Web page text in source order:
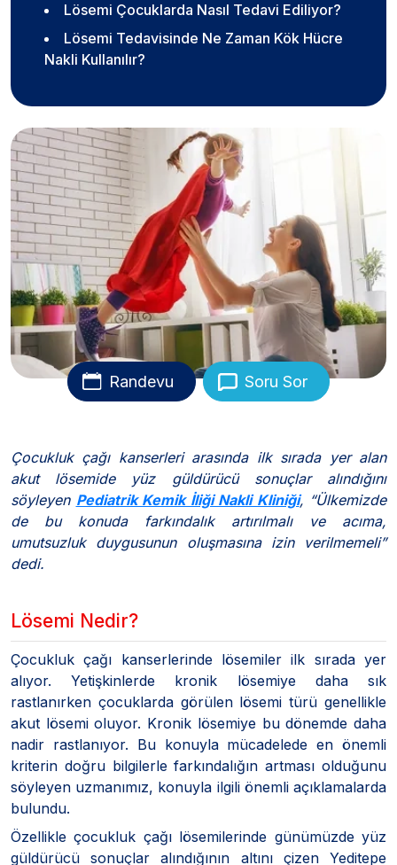
Lösemi Çocuklarda Nasıl Tedavi Ediliyor?
Lösemi Tedavisinde Ne Zaman Kök Hücre
Nakli Kullanılır?
Randevu Soru Sor
Çocukluk çağı kanserleri arasında ilk sırada yer alan
akut lösemide yüz güldürücü sonuçlar alındığını
söyleyen Pediatrik Kemik İliği Nakli Kliniği, “Ülkemizde
de bu konuda farkındalık artırılmalı ve acıma,
umutsuzluk duygusunun oluşmasına izin verilmemeli”
dedi.
Lösemi Nedir?
Çocukluk çağı kanserlerinde lösemiler ilk sırada yer
alıyor. Yetişkinlerde kronik lösemiye daha sık
rastlanırken çocuklarda görülen lösemi türü genellikle
akut lösemi oluyor. Kronik lösemiye bu dönemde daha
nadir rastlanıyor. Bu konuyla mücadelede en önemli
kriterin doğru bilgilerle farkındalığın artması olduğunu
söyleyen uzmanımız, konuyla ilgili önemli açıklamalarda
bulundu.
Özellikle çocukluk çağı lösemilerinde günümüzde yüz
güldürücü sonuçlar alındığının altını çizen Yeditepe